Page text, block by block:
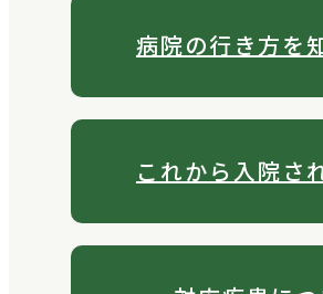
病院の行き方を
これから入院さ